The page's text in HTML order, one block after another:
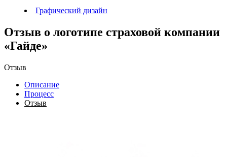
Графический дизайн
Отзыв о логотипе страховой компании
«Гайде»
Отзыв
Описание
Процесс
Отзыв